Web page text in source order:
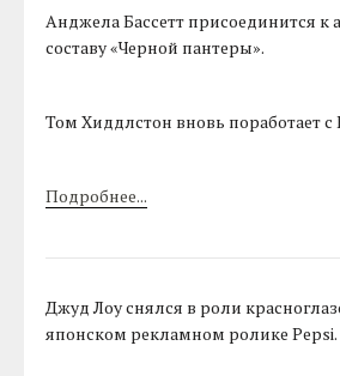
Анджела Бассетт присоединится к
составу «Черной пантеры».
Том Хиддлстон вновь поработает с
Подробнее...
Джуд Лоу снялся в роли
японском рекламном ролике Pepsi.